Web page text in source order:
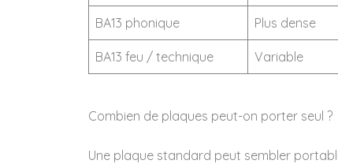
BA13 phonique Plus dense
BA13 feu / technique Variable
Combien de plaques peut-on porter seul ?
Une plaque standard peut sembler